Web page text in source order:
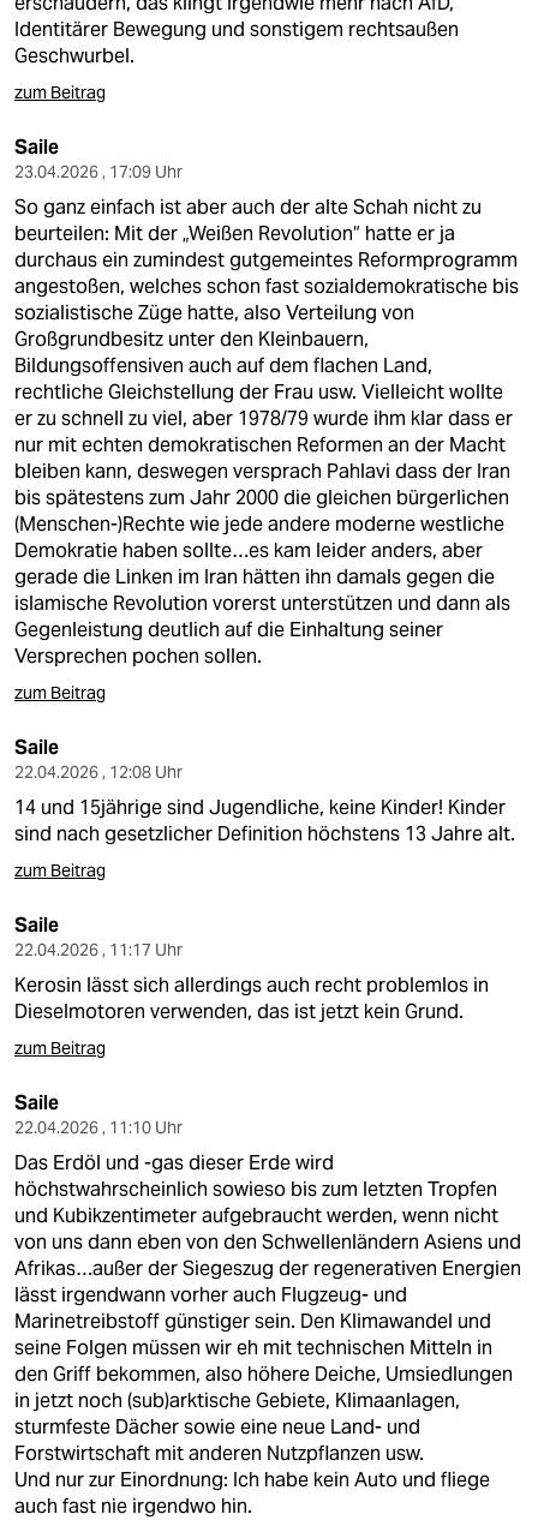
Identitärer Bewegung und sonstigem rechtsaußen
Geschwurbel.
zum Beitrag
Saile
23.04.2026 , 17:09 Uhr
So ganz einfach ist aber auch der alte Schah nicht zu
beurteilen: Mit der „Weißen Revolution“ hatte er ja
durchaus ein zumindest gutgemeintes Reformprogramm
angestoßen, welches schon fast sozialdemokratische bis
sozialistische Züge hatte, also Verteilung von
Großgrundbesitz unter den Kleinbauern,
Bildungsoffensiven auch auf dem flachen Land,
rechtliche Gleichstellung der Frau usw. Vielleicht wollte
er zu schnell zu viel, aber 1978/79 wurde ihm klar dass er
nur mit echten demokratischen Reformen an der Macht
bleiben kann, deswegen versprach Pahlavi dass der Iran
bis spätestens zum Jahr 2000 die gleichen bürgerlichen
(Menschen-)Rechte wie jede andere moderne westliche
Demokratie haben sollte…es kam leider anders, aber
gerade die Linken im Iran hätten ihn damals gegen die
islamische Revolution vorerst unterstützen und dann als
Gegenleistung deutlich auf die Einhaltung seiner
Versprechen pochen sollen.
zum Beitrag
Saile
22.04.2026 , 12:08 Uhr
14 und 15jährige sind Jugendliche, keine Kinder! Kinder
sind nach gesetzlicher Definition höchstens 13 Jahre alt.
zum Beitrag
Saile
22.04.2026 , 11:17 Uhr
Kerosin lässt sich allerdings auch recht problemlos in
Dieselmotoren verwenden, das ist jetzt kein Grund.
zum Beitrag
Saile
22.04.2026 , 11:10 Uhr
Das Erdöl und -gas dieser Erde wird
höchstwahrscheinlich sowieso bis zum letzten Tropfen
und Kubikzentimeter aufgebraucht werden, wenn nicht
von uns dann eben von den Schwellenländern Asiens und
Afrikas…außer der Siegeszug der regenerativen Energien
lässt irgendwann vorher auch Flugzeug- und
Marinetreibstoff günstiger sein. Den Klimawandel und
seine Folgen müssen wir eh mit technischen Mitteln in
den Griff bekommen, also höhere Deiche, Umsiedlungen
in jetzt noch (sub)arktische Gebiete, Klimaanlagen,
sturmfeste Dächer sowie eine neue Land- und
Forstwirtschaft mit anderen Nutzpflanzen usw.
Und nur zur Einordnung: Ich habe kein Auto und fliege
auch fast nie irgendwo hin.